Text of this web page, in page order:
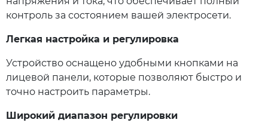
контроль за состоянием вашей электросети.
Легкая настройка и регулировка
Устройство оснащено удобными кнопками на
лицевой панели, которые позволяют быстро и
точно настроить параметры.
Широкий диапазон регулировки